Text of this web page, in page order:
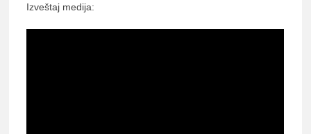
Izveštaj medija: